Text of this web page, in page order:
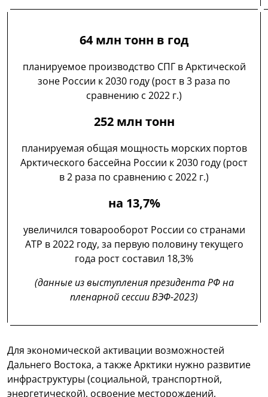
64 млн тонн в год
планируемое производство СПГ в Арктической
зоне России к 2030 году (рост в 3 раза по
сравнению с 2022 г.)
252 млн тонн
планируемая общая мощность морских портов
Арктического бассейна России к 2030 году (рост
в 2 раза по сравнению с 2022 г.)
на 13,7%
увеличился товарооборот России со странами
АТР в 2022 году, за первую половину текущего
года рост составил 18,3%
(данные из выступления президента РФ на
пленарной сессии ВЭФ-2023)
Для экономической активации возможностей
Дальнего Востока, а также Арктики нужно развитие
инфраструктуры (социальной, транспортной,
энергетической), освоение месторождений,